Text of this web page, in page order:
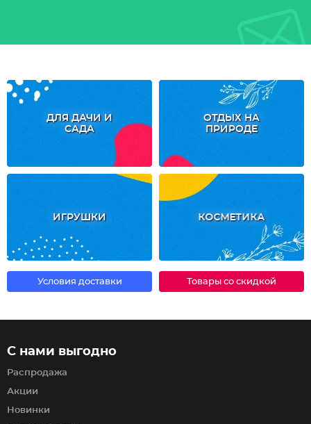
ДЛЯ ДАЧИ И
САДА
ОТДЫХ НА
ПРИРОДЕ
ИГРУШКИ КОСМЕТИКА
Условия доставки Товары со скидкой
С нами выгодно
Распродажа
Акции
Новинки